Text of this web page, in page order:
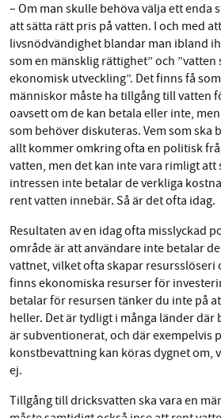
– Om man skulle behöva välja ett enda
att sätta rätt pris på vatten. I och med
livsnödvändighet blandar man ibland
som en mänsklig rättighet” och
ekonomisk utveckling”. Det finns få
människor måste ha tillgång till vatten
oavsett om de kan betala eller inte,
som behöver diskuteras. Vem som ska
allt kommer omkring ofta en politisk
vatten, men det kan inte vara rimligt att
intressen inte betalar de verkliga
rent vatten innebär. Så är det ofta idag.
Resultaten av en idag ofta misslyckad
område är att användare inte betalar
vattnet, vilket ofta skapar resursslöseri
finns ekonomiska resurser för
betalar för resursen tänker du inte på
heller. Det är tydligt i många länder där
är subventionerat, och där exempelvis
konstbevattning kan köras dygnet om,
ej.
Tillgång till dricksvatten ska vara en